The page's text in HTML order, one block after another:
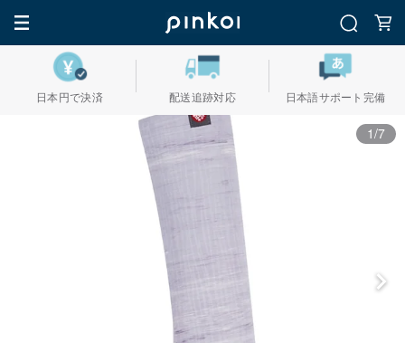
日本円で決済 配送追跡対応 日本語サポート完備
1/7